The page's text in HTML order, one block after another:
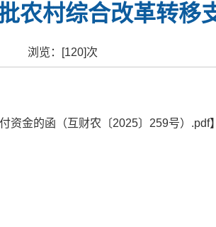
农村综合改革转移
浏览：[120]次
资金的函（互财农〔2025〕259号）.pdf】